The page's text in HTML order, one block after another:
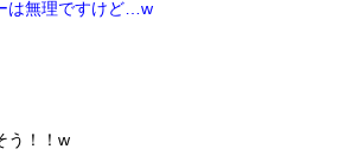
は無理ですけど…w
う！！w